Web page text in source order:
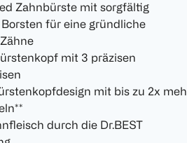
Zahnbürste mit sorgfältig
für eine gründliche
mit 3 präzisen
mit bis zu 2x
durch die Dr.BEST